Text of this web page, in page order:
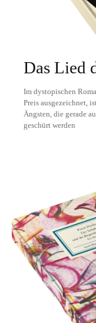
Das Lied
Im dystopischen
Preis ausgezeichnet,
Ängsten, die gerade
geschürt werden